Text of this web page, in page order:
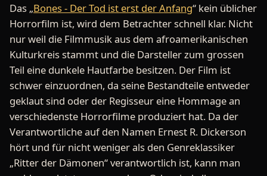
Das „Bones - Der Tod ist erst der Anfang“ kein üblicher
Horrorfilm ist, wird dem Betrachter schnell klar. Nicht
nur weil die Filmmusik aus dem afroamerikanischen
Kulturkreis stammt und die Darsteller zum grossen
Teil eine dunkele Hautfarbe besitzen. Der Film ist
schwer einzuordnen, da seine Bestandteile entweder
geklaut sind oder der Regisseur eine Hommage an
verschiedenste Horrorfilme produziert hat. Da der
Verantwortliche auf den Namen Ernest R. Dickerson
hört und für nicht weniger als den Genreklassiker
„Ritter der Dämonen“ verantwortlich ist, kann man